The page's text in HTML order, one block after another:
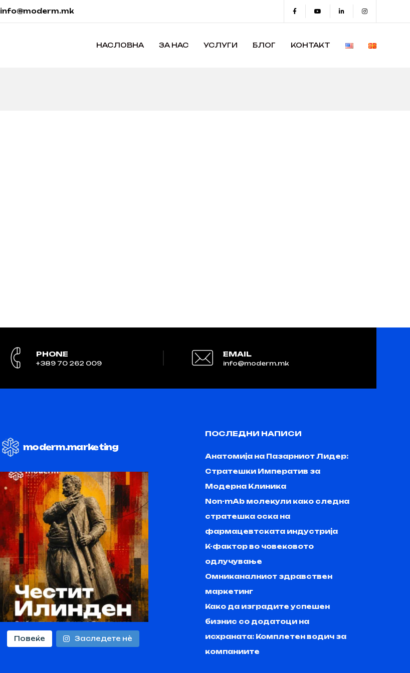
info@moderm.mk
НАСЛОВНА ЗА НАС УСЛУГИ БЛОГ КОНТАКТ
PHONE
+389 70 262 009
EMAIL
info@moderm.mk
moderm.marketing
Повеќе Заследете нѐ
ПОСЛЕДНИ НАПИСИ
Анатомија на Пазарниот Лидер:
Стратешки Императив за
Модерна Клиника
Non-mAb молекули како следна
стратешка оска на
фармацевтската индустрија
K-фактор во човековото
одлучување
Омниканалниот здравствен
маркетинг
Како да изградите успешен
бизнис со додатоци на
исхраната: Комплетен водич за
компаниите